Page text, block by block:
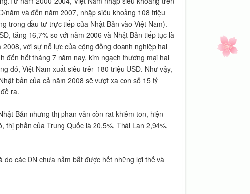
năm và đến năm 2007, nhập siêu khoảng 108 triệu
trong đầu tư trực tiếp của Nhật Bản vào Việt Nam).
tăng 16,7% so với năm 2006 và Nhật Bản tiếp tục là
với sự nỗ lực của cộng đồng doanh nghiệp hai
đến hết tháng 7 năm nay, kim ngạch thương mại hai
đó, Việt Nam xuất siêu trên 180 triệu USD. Như vậy,
bản của cả năm 2008 sẽ vượt xa con số 15 tỷ
ra.
Bản nhưng thị phần vẫn còn rất khiêm tốn, hiện
thị phần của Trung Quốc là 20,5%, Thái Lan 2,94%,
do các DN chưa nắm bắt được hết những lợi thế và